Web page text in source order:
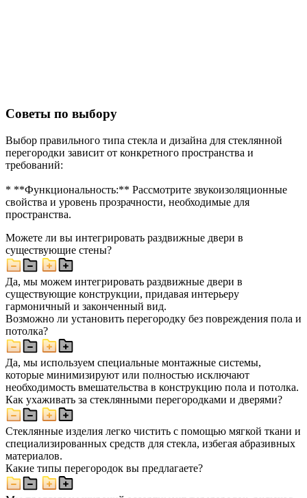
Советы по выбору
Выбор правильного типа стекла и дизайна для стеклянной
перегородки зависит от конкретного пространства и
требований:
* **Функциональность:** Рассмотрите звукоизоляционные
свойства и уровень прозрачности, необходимые для
пространства.
Можете ли вы интегрировать раздвижные двери в
существующие стены?
Да, мы можем интегрировать раздвижные двери в
существующие конструкции, придавая интерьеру
гармоничный и законченный вид.
Возможно ли установить перегородку без повреждения пола и
потолка?
Да, мы используем специальные монтажные системы,
которые минимизируют или полностью исключают
необходимость вмешательства в конструкцию пола и потолка.
Как ухаживать за стеклянными перегородками и дверями?
Стеклянные изделия легко чистить с помощью мягкой ткани и
специализированных средств для стекла, избегая абразивных
материалов.
Какие типы перегородок вы предлагаете?